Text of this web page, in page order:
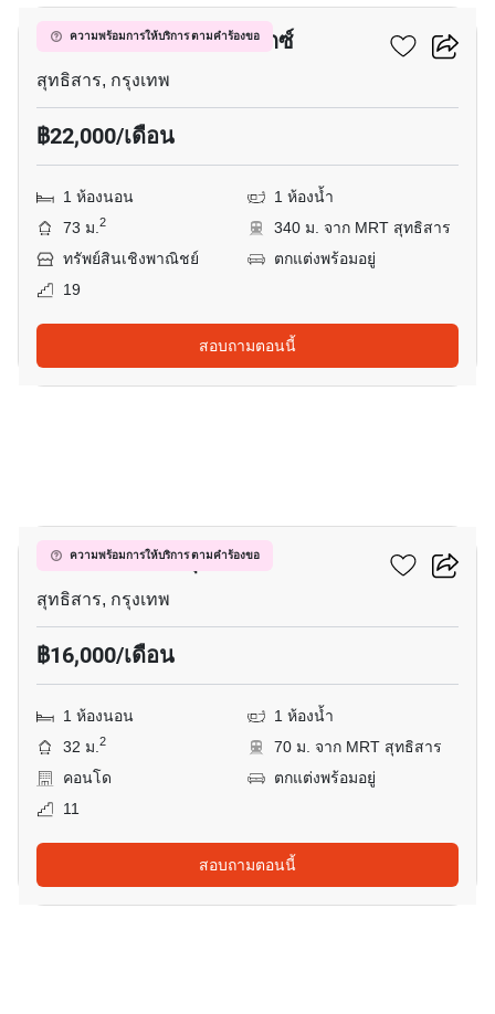
ความพร้อมการให้บริการ ตามคำร้องขอ
เมืองไทย - ภัทร คอมเพล็กซ์
สุทธิสาร, กรุงเทพ
฿22,000/เดือน
1 ห้องนอน
1 ห้องน้ำ
73 ม.2
340 ม. จาก MRT สุทธิสาร
ทรัพย์สินเชิงพาณิชย์
ตกแต่งพร้อมอยู่
19
สอบถามตอนนี้
ความพร้อมการให้บริการ ตามคำร้องขอ
เซ็นทริค รัชดา-สุทธิสาร
สุทธิสาร, กรุงเทพ
฿16,000/เดือน
1 ห้องนอน
1 ห้องน้ำ
32 ม.2
70 ม. จาก MRT สุทธิสาร
คอนโด
ตกแต่งพร้อมอยู่
11
สอบถามตอนนี้